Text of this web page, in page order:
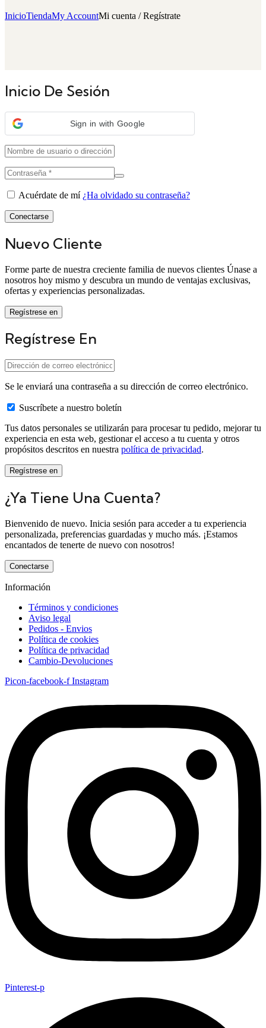
InicioTiendaMy AccountMi cuenta / Regístrate
Inicio De Sesión
Sign in with Google
Acuérdate de mí ¿Ha olvidado su contraseña?
Conectarse
Nuevo Cliente
Forme parte de nuestra creciente familia de nuevos clientes Únase a
nosotros hoy mismo y descubra un mundo de ventajas exclusivas,
ofertas y experiencias personalizadas.
Regístrese en
Regístrese En
Se le enviará una contraseña a su dirección de correo electrónico.
Suscríbete a nuestro boletín
Tus datos personales se utilizarán para procesar tu pedido, mejorar tu
experiencia en esta web, gestionar el acceso a tu cuenta y otros
propósitos descritos en nuestra política de privacidad.
Regístrese en
¿Ya Tiene Una Cuenta?
Bienvenido de nuevo. Inicia sesión para acceder a tu experiencia
personalizada, preferencias guardadas y mucho más. ¡Estamos
encantados de tenerte de nuevo con nosotros!
Conectarse
Información
Términos y condiciones
Aviso legal
Pedidos - Envios
Política de cookies
Política de privacidad
Cambio-Devoluciones
Picon-facebook-f Instagram
Pinterest-p